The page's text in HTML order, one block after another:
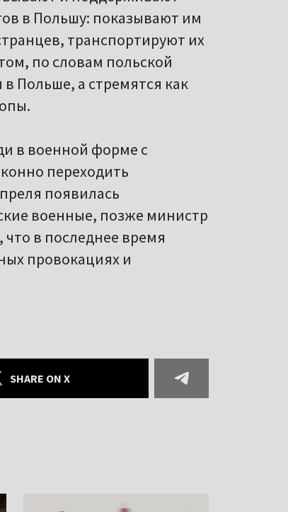
в Польшу: показывают им
транспортируют их
по словам польской
Польше, а стремятся как
в военной форме с
переходить
появилась
военные, позже министр
, что в последнее время
провокациях и
SHARE ON X